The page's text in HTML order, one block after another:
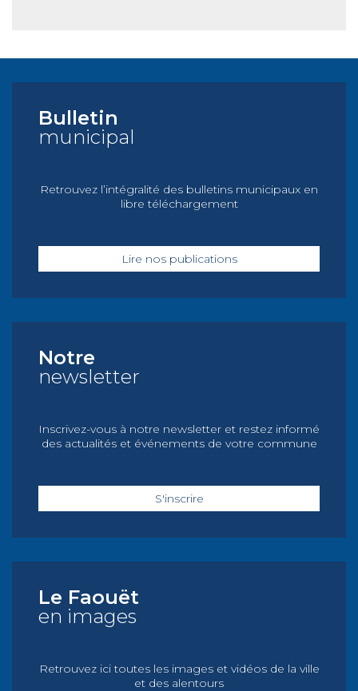
Bulletin
municipal
Retrouvez l’intégralité des bulletins municipaux en
libre téléchargement
Lire nos publications
Notre
newsletter
Inscrivez-vous à notre newsletter et restez informé
des actualités et événements de votre commune
S'inscrire
Le Faouët
en images
Retrouvez ici toutes les images et vidéos de la ville
et des alentours